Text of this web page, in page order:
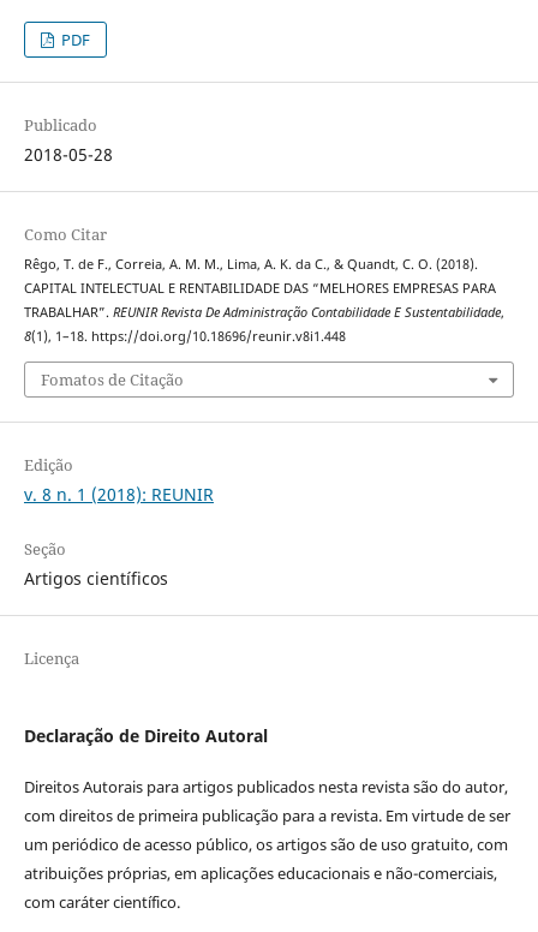
PDF
Publicado
2018-05-28
Como Citar
Rêgo, T. de F., Correia, A. M. M., Lima, A. K. da C., & Quandt, C. O. (2018).
CAPITAL INTELECTUAL E RENTABILIDADE DAS “MELHORES EMPRESAS PARA
TRABALHAR”. REUNIR Revista De Administração Contabilidade E Sustentabilidade,
8(1), 1–18. https://doi.org/10.18696/reunir.v8i1.448
Fomatos de Citação
Edição
v. 8 n. 1 (2018): REUNIR
Seção
Artigos científicos
Licença
Declaração de Direito Autoral
Direitos Autorais para artigos publicados nesta revista são do autor,
com direitos de primeira publicação para a revista. Em virtude de ser
um periódico de acesso público, os artigos são de uso gratuito, com
atribuições próprias, em aplicações educacionais e não-comerciais,
com caráter científico.